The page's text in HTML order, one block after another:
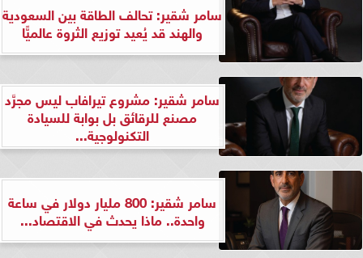
سامر شقير: تحالف الطاقة بين السعودية
والهند قد يُعيد توزيع الثروة عالميًّا
سامر شقير: مشروع تيرافاب ليس مجرَّد
مصنع للرقائق بل بوابة للسيادة
التكنولوجية...
سامر شقير: 800 مليار دولار في ساعة
واحدة.. ماذا يحدث في الاقتصاد...